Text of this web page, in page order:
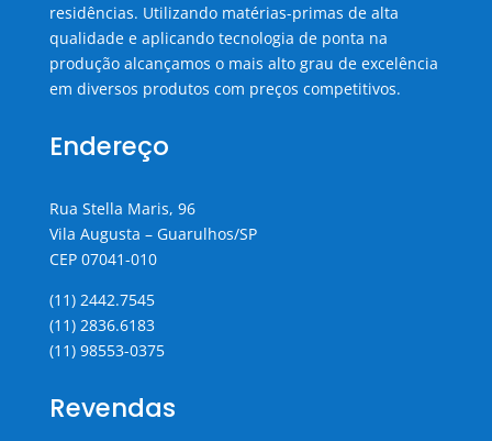
residências. Utilizando matérias-primas de alta
qualidade e aplicando tecnologia de ponta na
produção alcançamos o mais alto grau de excelência
em diversos produtos com preços competitivos.
Endereço
Rua Stella Maris, 96
Vila Augusta – Guarulhos/SP
CEP 07041-010
(11) 2442.7545
(11) 2836.6183
(11) 98553-0375
Revendas